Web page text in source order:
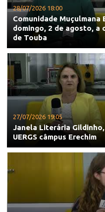
28/07/2026 18:00
Comunidade Muçulmana
domingo, 2 de agosto, a
de Touba
27/07/2026 19:05
Janela Literária
UERGS câmpus Erechim